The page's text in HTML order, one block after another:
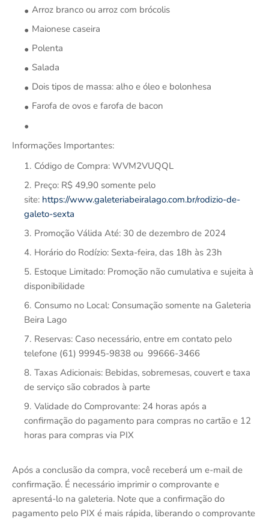
Arroz branco ou arroz com brócolis
Maionese caseira
Polenta
Salada
Dois tipos de massa: alho e óleo e bolonhesa
Farofa de ovos e farofa de bacon
Informações Importantes:
Código de Compra: WVM2VUQQL
Preço: R$ 49,90 somente pelo
site: https://www.galeteriabeiralago.com.br/rodizio-de-
galeto-sexta
Promoção Válida Até: 30 de dezembro de 2024
Horário do Rodízio: Sexta-feira, das 18h às 23h
Estoque Limitado: Promoção não cumulativa e sujeita à
disponibilidade
Consumo no Local: Consumação somente na Galeteria
Beira Lago
Reservas: Caso necessário, entre em contato pelo
telefone (61) 99945-9838 ou 99666-3466
Taxas Adicionais: Bebidas, sobremesas, couvert e taxa
de serviço são cobrados à parte
Validade do Comprovante: 24 horas após a
confirmação do pagamento para compras no cartão e 12
horas para compras via PIX
Após a conclusão da compra, você receberá um e-mail de
confirmação. É necessário imprimir o comprovante e
apresentá-lo na galeteria. Note que a confirmação do
pagamento pelo PIX é mais rápida, liberando o comprovante